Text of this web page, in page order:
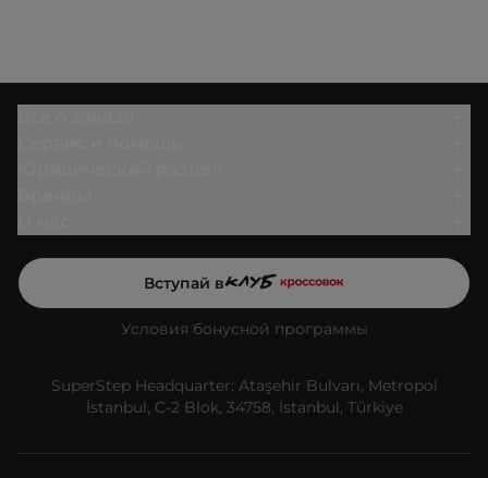
Вступай в
Условия бонусной программы
SuperStep Headquarter: Ataşehir Bulvarı, Metropol
İstanbul, C-2 Blok, 34758, İstanbul, Türkiye